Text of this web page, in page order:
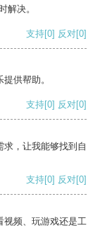
解决。
支持[0] 反对[0]
供帮助。
支持[0] 反对[0]
，让我能够找到自
支持[0] 反对[0]
视频、玩游戏还是工